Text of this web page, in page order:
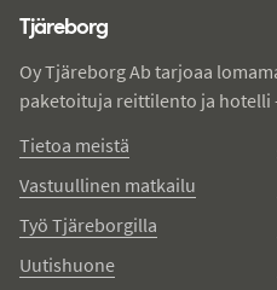
Tjäreborg
Oy Tjäreborg Ab tarjoaa
paketoituja reittilento ja hotelli
Tietoa meistä
Vastuullinen matkailu
Työ Tjäreborgilla
Uutishuone